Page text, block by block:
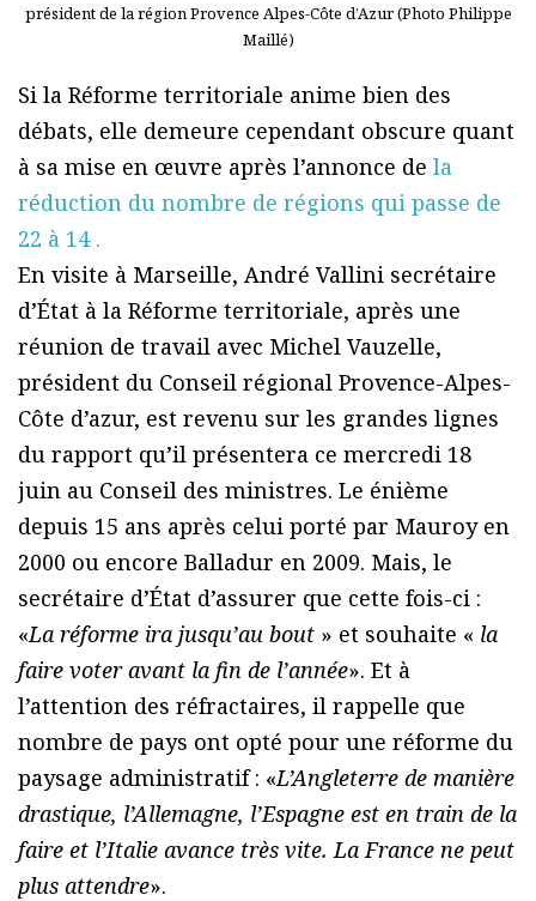
président de la région Provence Alpes-Côte d’Azur (Photo Philippe
Maillé)
Si la Réforme territoriale anime bien des
débats, elle demeure cependant obscure quant
à sa mise en œuvre après l’annonce de la
réduction du nombre de régions qui passe de
22 à 14 .
En visite à Marseille, André Vallini secrétaire
d’État à la Réforme territoriale, après une
réunion de travail avec Michel Vauzelle,
président du Conseil régional Provence-Alpes-
Côte d’azur, est revenu sur les grandes lignes
du rapport qu’il présentera ce mercredi 18
juin au Conseil des ministres. Le énième
depuis 15 ans après celui porté par Mauroy en
2000 ou encore Balladur en 2009. Mais, le
secrétaire d’État d’assurer que cette fois-ci :
«La réforme ira jusqu’au bout » et souhaite « la
faire voter avant la fin de l’année». Et à
l’attention des réfractaires, il rappelle que
nombre de pays ont opté pour une réforme du
paysage administratif : «L’Angleterre de manière
drastique, l’Allemagne, l’Espagne est en train de la
faire et l’Italie avance très vite. La France ne peut
plus attendre».